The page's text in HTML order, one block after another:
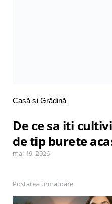
Posted
Casă și Grădină
De ce sa iti
de tip burete
mai 19, 2026
Postarea urmatoare